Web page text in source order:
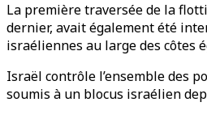
La première traversée de la
dernier, avait également été
israéliennes au large des côtes
Israël contrôle l’ensemble des
soumis à un blocus israélien